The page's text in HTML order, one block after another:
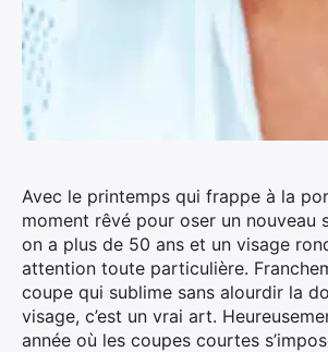
Avec le printemps qui frappe à la
moment rêvé pour oser un nouveau
on a plus de 50 ans et un visage
attention toute particulière.
coupe qui sublime sans alourdir la
visage, c’est un vrai art.
année où les coupes courtes